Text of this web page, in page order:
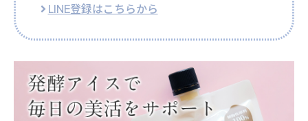
LINE登録はこちらから